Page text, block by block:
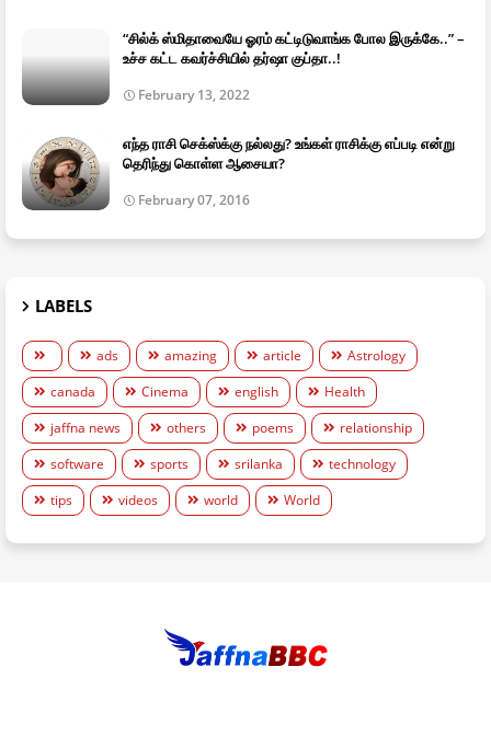
“சில்க் ஸ்மிதாவையே ஓரம் கட்டிடுவாங்க போல இருக்கே..” –
உச்ச கட்ட கவர்ச்சியில் தர்ஷா குப்தா..!
February 13, 2022
எந்த ராசி செக்ஸ்க்கு நல்லது? உங்கள் ராசிக்கு எப்படி என்று
தெரிந்து கொள்ள ஆசையா?
February 07, 2016
LABELS
ads amazing article
Astrology
canada
Cinema english
Health
jaffna news
others poems
relationship
software
sports srilanka
technology
tips
videos world World